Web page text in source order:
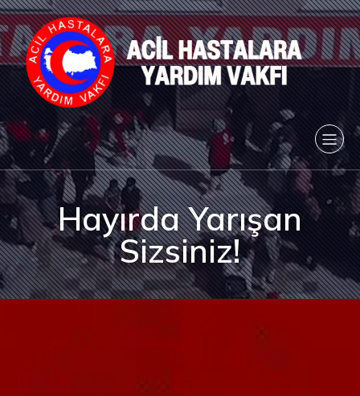
Hayırda Yarışan
Sizsiniz!